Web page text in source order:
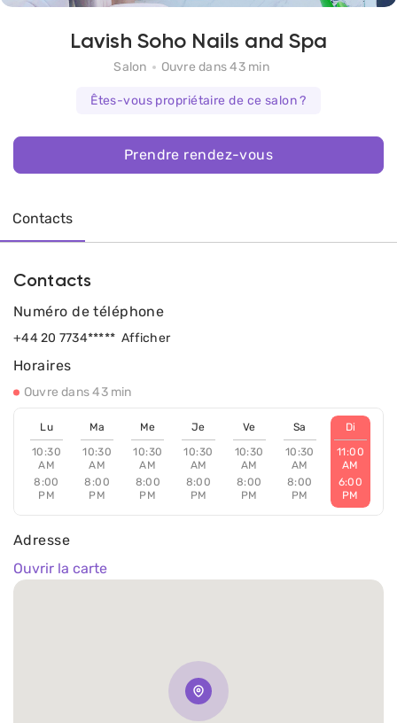
Lavish Soho Nails and Spa
Salon Ouvre dans 43 min
Êtes-vous propriétaire de ce salon ?
Prendre rendez-vous
Contacts
Contacts
Adresse
Ouvrir la carte
Horaires
Ouvre dans 43 min
Lu
10:30
AM
8:00
PM
Ma
10:30
AM
8:00
PM
Me
10:30
AM
8:00
PM
Je
10:30
AM
8:00
PM
Ve
10:30
AM
8:00
PM
Sa
10:30
AM
8:00
PM
Di
11:00
AM
6:00
PM
Numéro de téléphone
+44 20 7734***** Afficher